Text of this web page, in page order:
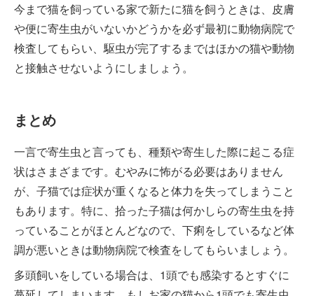
今まで猫を飼っている家で新たに猫を飼うときは、皮膚
や便に寄生虫がいないかどうかを必ず最初に動物病院で
検査してもらい、駆虫が完了するまではほかの猫や動物
と接触させないようにしましょう。
まとめ
一言で寄生虫と言っても、種類や寄生した際に起こる症
状はさまざまです。むやみに怖がる必要はありません
が、子猫では症状が重くなると体力を失ってしまうこと
もあります。特に、拾った子猫は何かしらの寄生虫を持
っていることがほとんどなので、下痢をしているなど体
調が悪いときは動物病院で検査をしてもらいましょう。
多頭飼いをしている場合は、1頭でも感染するとすぐに